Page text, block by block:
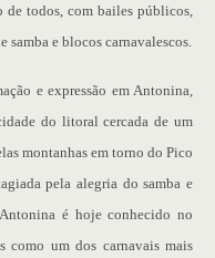
todos, com bailes públicos,
samba e blocos carnavalescos.
e expressão em Antonina,
do litoral cercada de um
montanhas em torno do Pico
pela alegria do samba e
é hoje conhecido no
como um dos carnavais mais